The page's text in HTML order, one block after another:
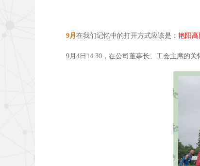
9月 在我们记忆中的打开方式应该是： 艳阳
9月4 日14:30 ，在公司董事长、工会主席的